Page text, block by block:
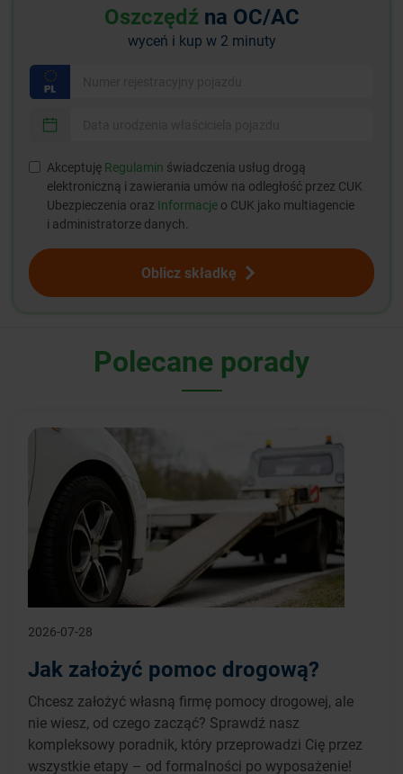
Oszczędź na OC/AC
wyceń i kup w 2 minuty
Akceptuję Regulamin świadczenia usług drogą
elektroniczną i zawierania umów na odległość przez CUK
Ubezpieczenia oraz Informacje o CUK jako multiagencie
i administratorze danych.
Oblicz składkę
Polecane porady
2026-07-28
Jak założyć pomoc drogową?
Chcesz założyć własną firmę pomocy drogowej, ale
nie wiesz, od czego zacząć? Sprawdź nasz
kompleksowy poradnik, który przeprowadzi Cię przez
wszystkie etapy – od formalności po wyposażenie!